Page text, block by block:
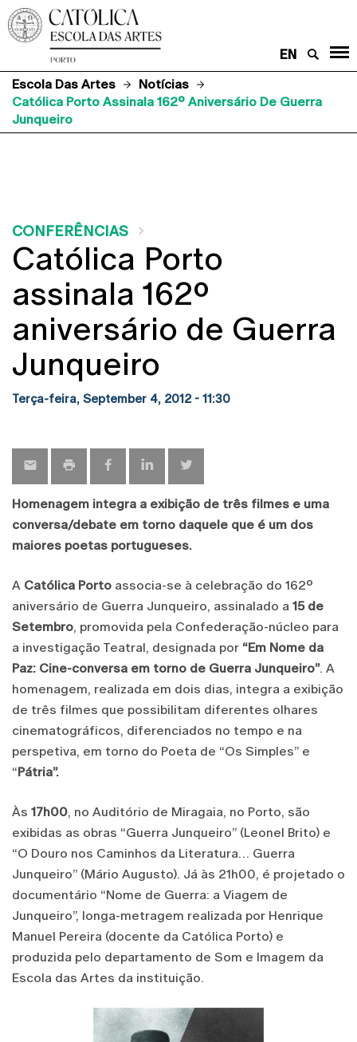
EN
Escola Das Artes
Notícias
Católica Porto Assinala 162º Aniversário De Guerra
Junqueiro
CONFERÊNCIAS
Católica Porto
assinala 162º
aniversário de Guerra
Junqueiro
Terça-feira, September 4, 2012 - 11:30
Homenagem integra a exibição de três filmes e uma
conversa/debate em torno daquele que é um dos
maiores poetas portugueses.
A Católica Porto associa-se à celebração do 162º
aniversário de Guerra Junqueiro, assinalado a 15 de
Setembro, promovida pela Confederação-núcleo para
a investigação Teatral, designada por “Em Nome da
Paz: Cine-conversa em torno de Guerra Junqueiro”. A
homenagem, realizada em dois dias, integra a exibição
de três filmes que possibilitam diferentes olhares
cinematográficos, diferenciados no tempo e na
perspetiva, em torno do Poeta de “Os Simples” e
“Pátria”.
Às 17h00, no Auditório de Miragaia, no Porto, são
exibidas as obras “Guerra Junqueiro” (Leonel Brito) e
“O Douro nos Caminhos da Literatura… Guerra
Junqueiro” (Mário Augusto). Já às 21h00, é projetado o
documentário “Nome de Guerra: a Viagem de
Junqueiro”, longa-metragem realizada por Henrique
Manuel Pereira (docente da Católica Porto) e
produzida pelo departamento de Som e Imagem da
Escola das Artes da instituição.